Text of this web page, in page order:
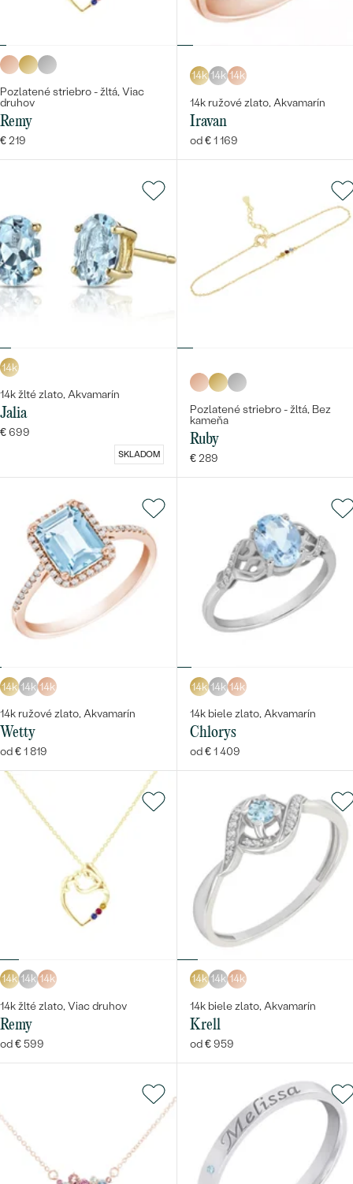
Pozlatené striebro - žltá, Viac
druhov
Remy
€ 219
14k 14k 14k
14k ružové zlato, Akvamarín
Iravan
od € 1 169
14k
14k žlté zlato, Akvamarín
Jalia
€ 699
SKLADOM
Pozlatené striebro - žltá, Bez
kameňa
Ruby
€ 289
14k 14k 14k
14k ružové zlato, Akvamarín
Wetty
od € 1 819
14k 14k 14k
14k biele zlato, Akvamarín
Chlorys
od € 1 409
14k 14k 14k
14k žlté zlato, Viac druhov
Remy
od € 599
14k 14k 14k
14k biele zlato, Akvamarín
Krell
od € 959